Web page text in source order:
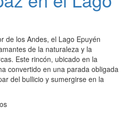
de los Andes, el Lago Epuyén
de la naturaleza y la
Este rincón, ubicado en la
convertido en una parada obligada
del bullicio y sumergirse en la